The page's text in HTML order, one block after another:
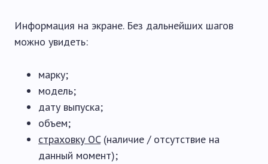
Информация на экране. Без дальнейших шагов
можно увидеть:
марку;
модель;
дату выпуска;
объем;
страховку OC(наличие / отсутствие на
данный момент);